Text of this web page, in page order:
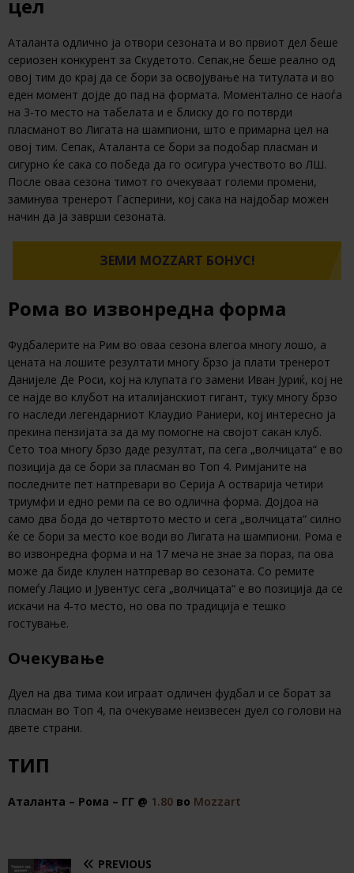
цел
Аталанта одлично ја отвори сезоната и во првиот дел беше
сериозен конкурент за Скудетото. Сепак,не беше реално од
овој тим до крај да се бори за освојување на титулата и во
еден момент дојде до пад на формата. Моментално се наоѓа
на 3-то место на табелата и е блиску до го потврди
пласманот во Лигата на шампиони, што е примарна цел на
овој тим. Сепак, Аталанта се бори за подобар пласман и
сигурно ќе сака со победа да го осигура учеството во ЛШ.
После оваа сезона тимот го очекуваат големи промени,
заминува тренерот Гасперини, кој сака на најдобар можен
начин да ја заврши сезоната.
ЗЕМИ MOZZART БОНУС!
Рома во извонредна форма
Фудбалерите на Рим во оваа сезона влегоа многу лошо, а
цената на лошите резултати многу брзо ја плати тренерот
Данијеле Де Роси, кој на клупата го замени Иван Јуриќ, кој не
се најде во клубот на италијанскиот гигант, туку многу брзо
го наследи легендарниот Клаудио Раниери, кој интересно ја
прекина пензијата за да му помогне на својот сакан клуб.
Сето тоа многу брзо даде резултат, па сега „волчицата“ е во
позиција да се бори за пласман во Топ 4. Римјаните на
последните пет натпревари во Серија А остварија четири
триумфи и едно реми па се во одлична форма. Дојдоа на
само два бода до четвртото место и сега „волчицата“ силно
ќе се бори за место кое води во Лигата на шампиони. Рома е
во извонредна форма и на 17 меча не знае за пораз, па ова
може да биде клулен натпревар во сезоната. Со ремите
помеѓу Лацио и Јувентус сега „волчицата“ е во позиција да се
искачи на 4-то место, но ова по традиција е тешко
гостување.
Очекување
Дуел на два тима кои играат одличен фудбал и се борат за
пласман во Топ 4, па очекуваме неизвесен дуел со голови на
двете страни.
ТИП
Аталанта – Рома – ГГ @ 1.80 во Mozzart
PREVIOUS